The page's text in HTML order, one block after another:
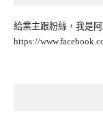
給業主跟粉絲，我是
https://